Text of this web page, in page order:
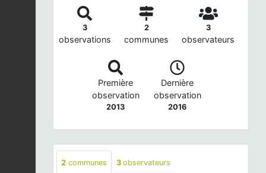
3
observations
2
communes
3
observateurs
Première
observation
2013
Dernière
observation
2016
2 communes 3 observateurs